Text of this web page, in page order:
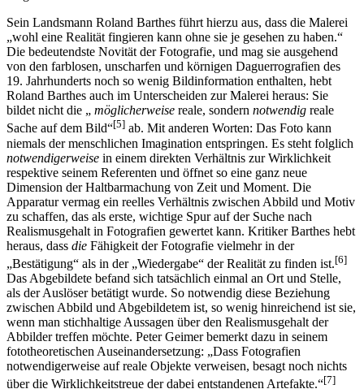
Sein Landsmann Roland Barthes führt hierzu aus, dass die Malerei
„wohl eine Realität fingieren kann ohne sie je gesehen zu haben.“
Die bedeutendste Novität der Fotografie, und mag sie ausgehend
von den farblosen, unscharfen und körnigen Daguerrografien des
19. Jahrhunderts noch so wenig Bildinformation enthalten, hebt
Roland Barthes auch im Unterscheiden zur Malerei heraus: Sie
bildet nicht die „möglicherweisereale, sondern notwendig reale
Sache auf dem Bild“ [5]ab. Mit anderen Worten: Das Foto kann
niemals der menschlichen Imagination entspringen. Es steht folglich
notwendigerweise in einem direkten Verhältnis zur Wirklichkeit
respektive seinem Referenten und öffnet so eine ganz neue
Dimension der Haltbarmachung von Zeit und Moment. Die
Apparatur vermag ein reelles Verhältnis zwischen Abbild und Motiv
zu schaffen, das als erste, wichtige Spur auf der Suche nach
Realismusgehalt in Fotografien gewertet kann. Kritiker Barthes hebt
heraus, dassdieFähigkeit der Fotografie vielmehr in der
„Bestätigung“ als in der „Wiedergabe“ der Realität zu finden ist.[6]
Das Abgebildete befand sich tatsächlich einmal an Ort und Stelle,
als der Auslöser betätigt wurde. So notwendig diese Beziehung
zwischen Abbild und Abgebildetem ist, so wenig hinreichend ist sie,
wenn man stichhaltige Aussagen über den Realismusgehalt der
Abbilder treffen möchte. Peter Geimer bemerkt dazu in seinem
fototheoretischen Auseinandersetzung: „Dass Fotografien
notwendigerweise auf reale Objekte verweisen, besagt noch nichts